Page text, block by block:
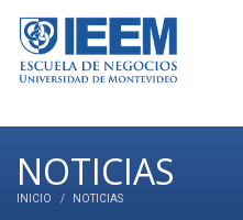
NOTICIAS
INICIO NOTICIAS